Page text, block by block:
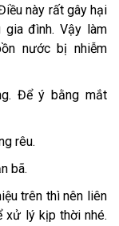
này rất gây hại
đình. Vậy làm
nước bị nhiễm
Để ý bằng mắt
rêu.
bã.
trên thì nên liên
xử lý kịp thời nhé.